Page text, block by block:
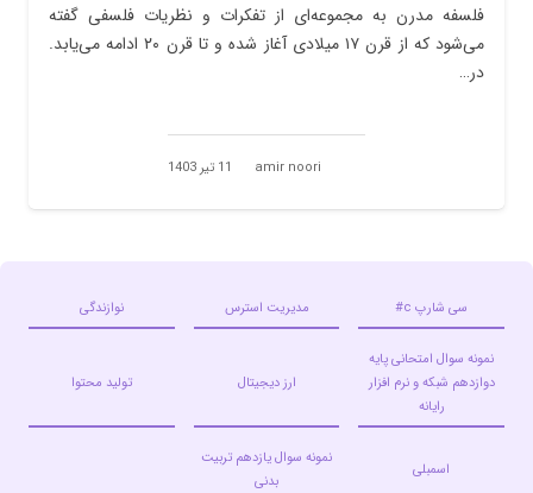
فلسفه مدرن به مجموعه‌ای از تفکرات و نظریات فلسفی گفته
می‌شود که از قرن ۱۷ میلادی آغاز شده و تا قرن ۲۰ ادامه می‌یابد.
در…
amir noori 11 تیر 1403
سی شارپ c# مدیریت استرس نوازندگی
نمونه سوال امتحانی پایه
دوازدهم شبکه و نرم افزار
رایانه
ارز دیجیتال تولید محتوا
اسمبلی
نمونه سوال یازدهم تربیت
بدنی